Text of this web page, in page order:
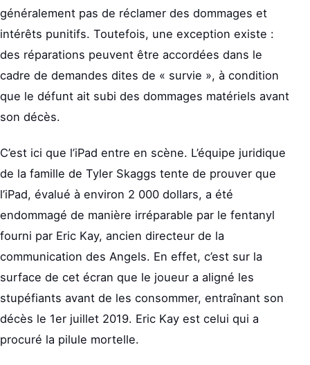
généralement pas de réclamer des dommages et
intérêts punitifs. Toutefois, une exception existe :
des réparations peuvent être accordées dans le
cadre de demandes dites de « survie », à condition
que le défunt ait subi des dommages matériels avant
son décès.
C’est ici que l’iPad entre en scène. L’équipe juridique
de la famille de Tyler Skaggs tente de prouver que
l’iPad, évalué à environ 2 000 dollars, a été
endommagé de manière irréparable par le fentanyl
fourni par Eric Kay, ancien directeur de la
communication des Angels. En effet, c’est sur la
surface de cet écran que le joueur a aligné les
stupéfiants avant de les consommer, entraînant son
décès le 1er juillet 2019. Eric Kay est celui qui a
procuré la pilule mortelle.